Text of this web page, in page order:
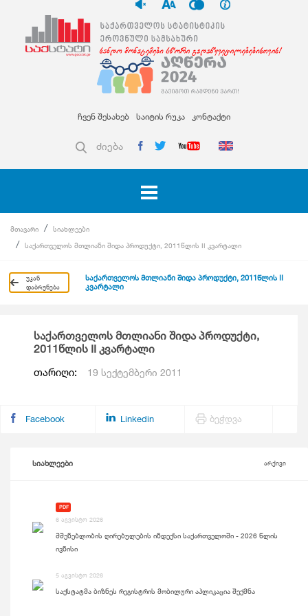
ჩვენ შესახებ საიტის რუკა კონტაქტი
ძიება
მთავარი
სიახლეები
საქართველოს მთლიანი შიდა პროდუქტი, 2011წლის II კვარტალი
უკან
დაბრუნება
საქართველოს მთლიანი შიდა პროდუქტი, 2011წლის II
კვარტალი
საქართველოს მთლიანი შიდა პროდუქტი,
2011წლის II კვარტალი
თარიღი: 19 სექტემბერი 2011
Facebook Linkedin ბეჭდვა
სიახლეები არქივი
PDF
6 აგვისტო 2026
მშენებლობის ღირებულების ინდექსი საქართველოში - 2026 წლის
ივნისი
5 აგვისტო 2026
საქსტატმა ბიზნეს რეგისტრის მობილური აპლიკაცია შექმნა